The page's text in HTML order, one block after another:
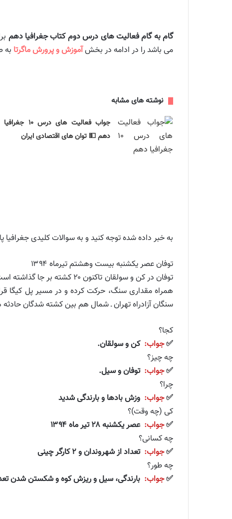
گام به گام فعالیت های درس دوم کتاب جغرافیا دهم
می باشد را در ادامه در بخشآموزش و پرورش ماگرتا به
نوشته های مشابه
جواب فعالیت های درس ۱۰ جغرافیا
دهم 💵 توان های اقتصادی ایران
به خبر داده شده توجه کنید و به سوالات کلیدی
توفان عصر یکشنبه بیست وهشتم تیرماه ۱۳۹۴
توفان در کن و سولقان
همراه مقداری سنگ، حرکت کرده و در مسیر پل کیگا
سنگان آزادراه تهران ـ شمال هم بین کشته شدگان
کجا؟
✅جواب: کن و سولقان.
چه چیز؟
✅جواب: توفان و سیل.
چرا؟
✅جواب: وزش بادها و بارندگی شدید
کی (چه وقت)؟
✅جواب: عصر یکشنبه ۲۸ تیر ماه ۱۳۹۴
چه کسانی؟
✅جواب: تعداد از شهروندان و ۲ کارگر چینی
چه طور؟
✅جواب: بارندگی، سیل و ریزش کوه و شکستن شدن